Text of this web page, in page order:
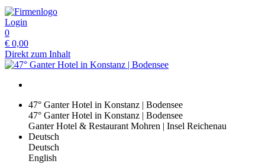
Login
0
€ 0,00
Direkt zum Inhalt
47° Ganter Hotel in Konstanz | Bodensee
47° Ganter Hotel in Konstanz | Bodensee
Ganter Hotel & Restaurant Mohren | Insel Reichenau
Deutsch
Deutsch
English